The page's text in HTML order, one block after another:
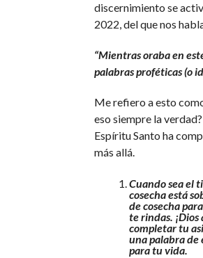
discernimiento se
2022, del que nos
“Mientras oraba en
palabras proféticas (o
Me refiero a esto
eso siempre la
Espíritu Santo ha
más allá.
Cuando sea el
cosecha está
de cosecha
te rindas.
completar tu
una palabra de
para tu vida.